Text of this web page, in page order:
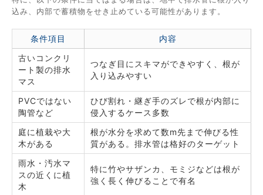
込み、内部で蓄積物をせき止めている可能性があります。
条件項目
内容
古いコンクリ
ート製の排水
マス
つなぎ目にスキマができやすく、根が
入り込みやすい
PVCではない
陶管など
ひび割れ・継ぎ手のズレで根が内部に
侵入するケース多数
庭に植栽や大
木がある
根が水分を求めて数m先まで伸びる性
質がある。排水管は格好のターゲット
雨水・汚水マ
スの近くに植
木
特に竹やサザンカ、モミジなどは根が
強く長く伸びることで有名